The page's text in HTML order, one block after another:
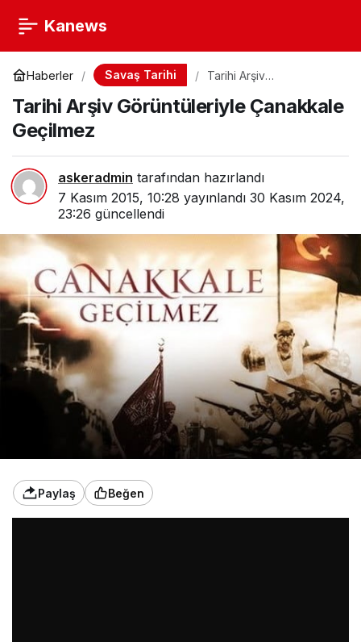
Kanews
Haberler Savaş Tarihi
Tarihi Arşiv
Geçilmez
Tarihi Arşiv Görüntüleriyle Çanakkale
Geçilmez
askeradmin tarafından hazırlandı
7 Kasım 2015, 10:28 yayınlandı 30 Kasım 2024,
23:26 güncellendi
Paylaş Beğen